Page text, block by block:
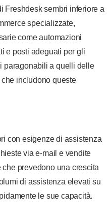
Freshdesk sembri inferiore a
specializzate,
come automazioni
e posti adeguati per gli
paragonabili a quelli delle
includono queste
con esigenze di assistenza
via e-mail e vendite
che prevedono una crescita
di assistenza elevati su
le sue capacità.